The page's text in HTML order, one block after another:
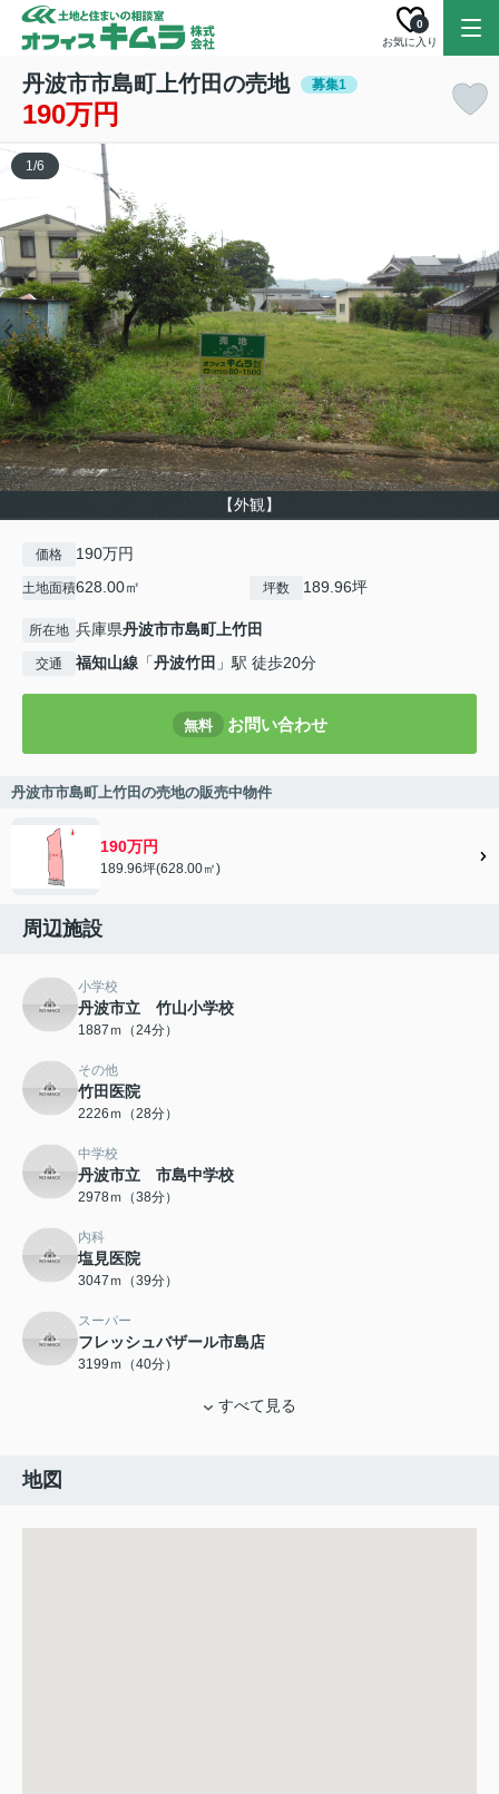
お気に入り
0
丹波市市島町上竹田の売地 募集1
190万円
【外観】
1/6
価格 190万円
土地面積628.00㎡ 坪数 189.96坪
所在地 兵庫県丹波市市島町上竹田
交通 福知山線 「丹波竹田 」駅 徒歩20分
無料 お問い合わせ
丹波市市島町上竹田の売地の販売中物件
190万円
189.96坪(628.00㎡)
周辺施設
小学校
丹波市立 竹山小学校
1887ｍ（24分）
その他
竹田医院
2226ｍ（28分）
中学校
丹波市立 市島中学校
2978ｍ（38分）
内科
塩見医院
3047ｍ（39分）
スーパー
フレッシュバザール市島店
3199ｍ（40分）
すべて見る
地図